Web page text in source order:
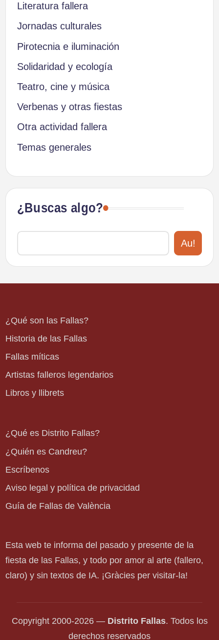
Literatura fallera
Jornadas culturales
Pirotecnia e iluminación
Solidaridad y ecología
Teatro, cine y música
Verbenas y otras fiestas
Otra actividad fallera
Temas generales
¿Buscas algo?
Au!
¿Qué son las Fallas?
Historia de las Fallas
Fallas míticas
Artistas falleros legendarios
Libros y llibrets
¿Qué es Distrito Fallas?
¿Quién es Candreu?
Escríbenos
Aviso legal y política de privacidad
Guía de Fallas de València
Esta web te informa del pasado y presente de la
fiesta de las Fallas, y todo por amor al arte (fallero,
claro) y sin textos de IA. ¡Gràcies per visitar-la!
Copyright 2000-2026 — Distrito Fallas. Todos los
derechos reservados